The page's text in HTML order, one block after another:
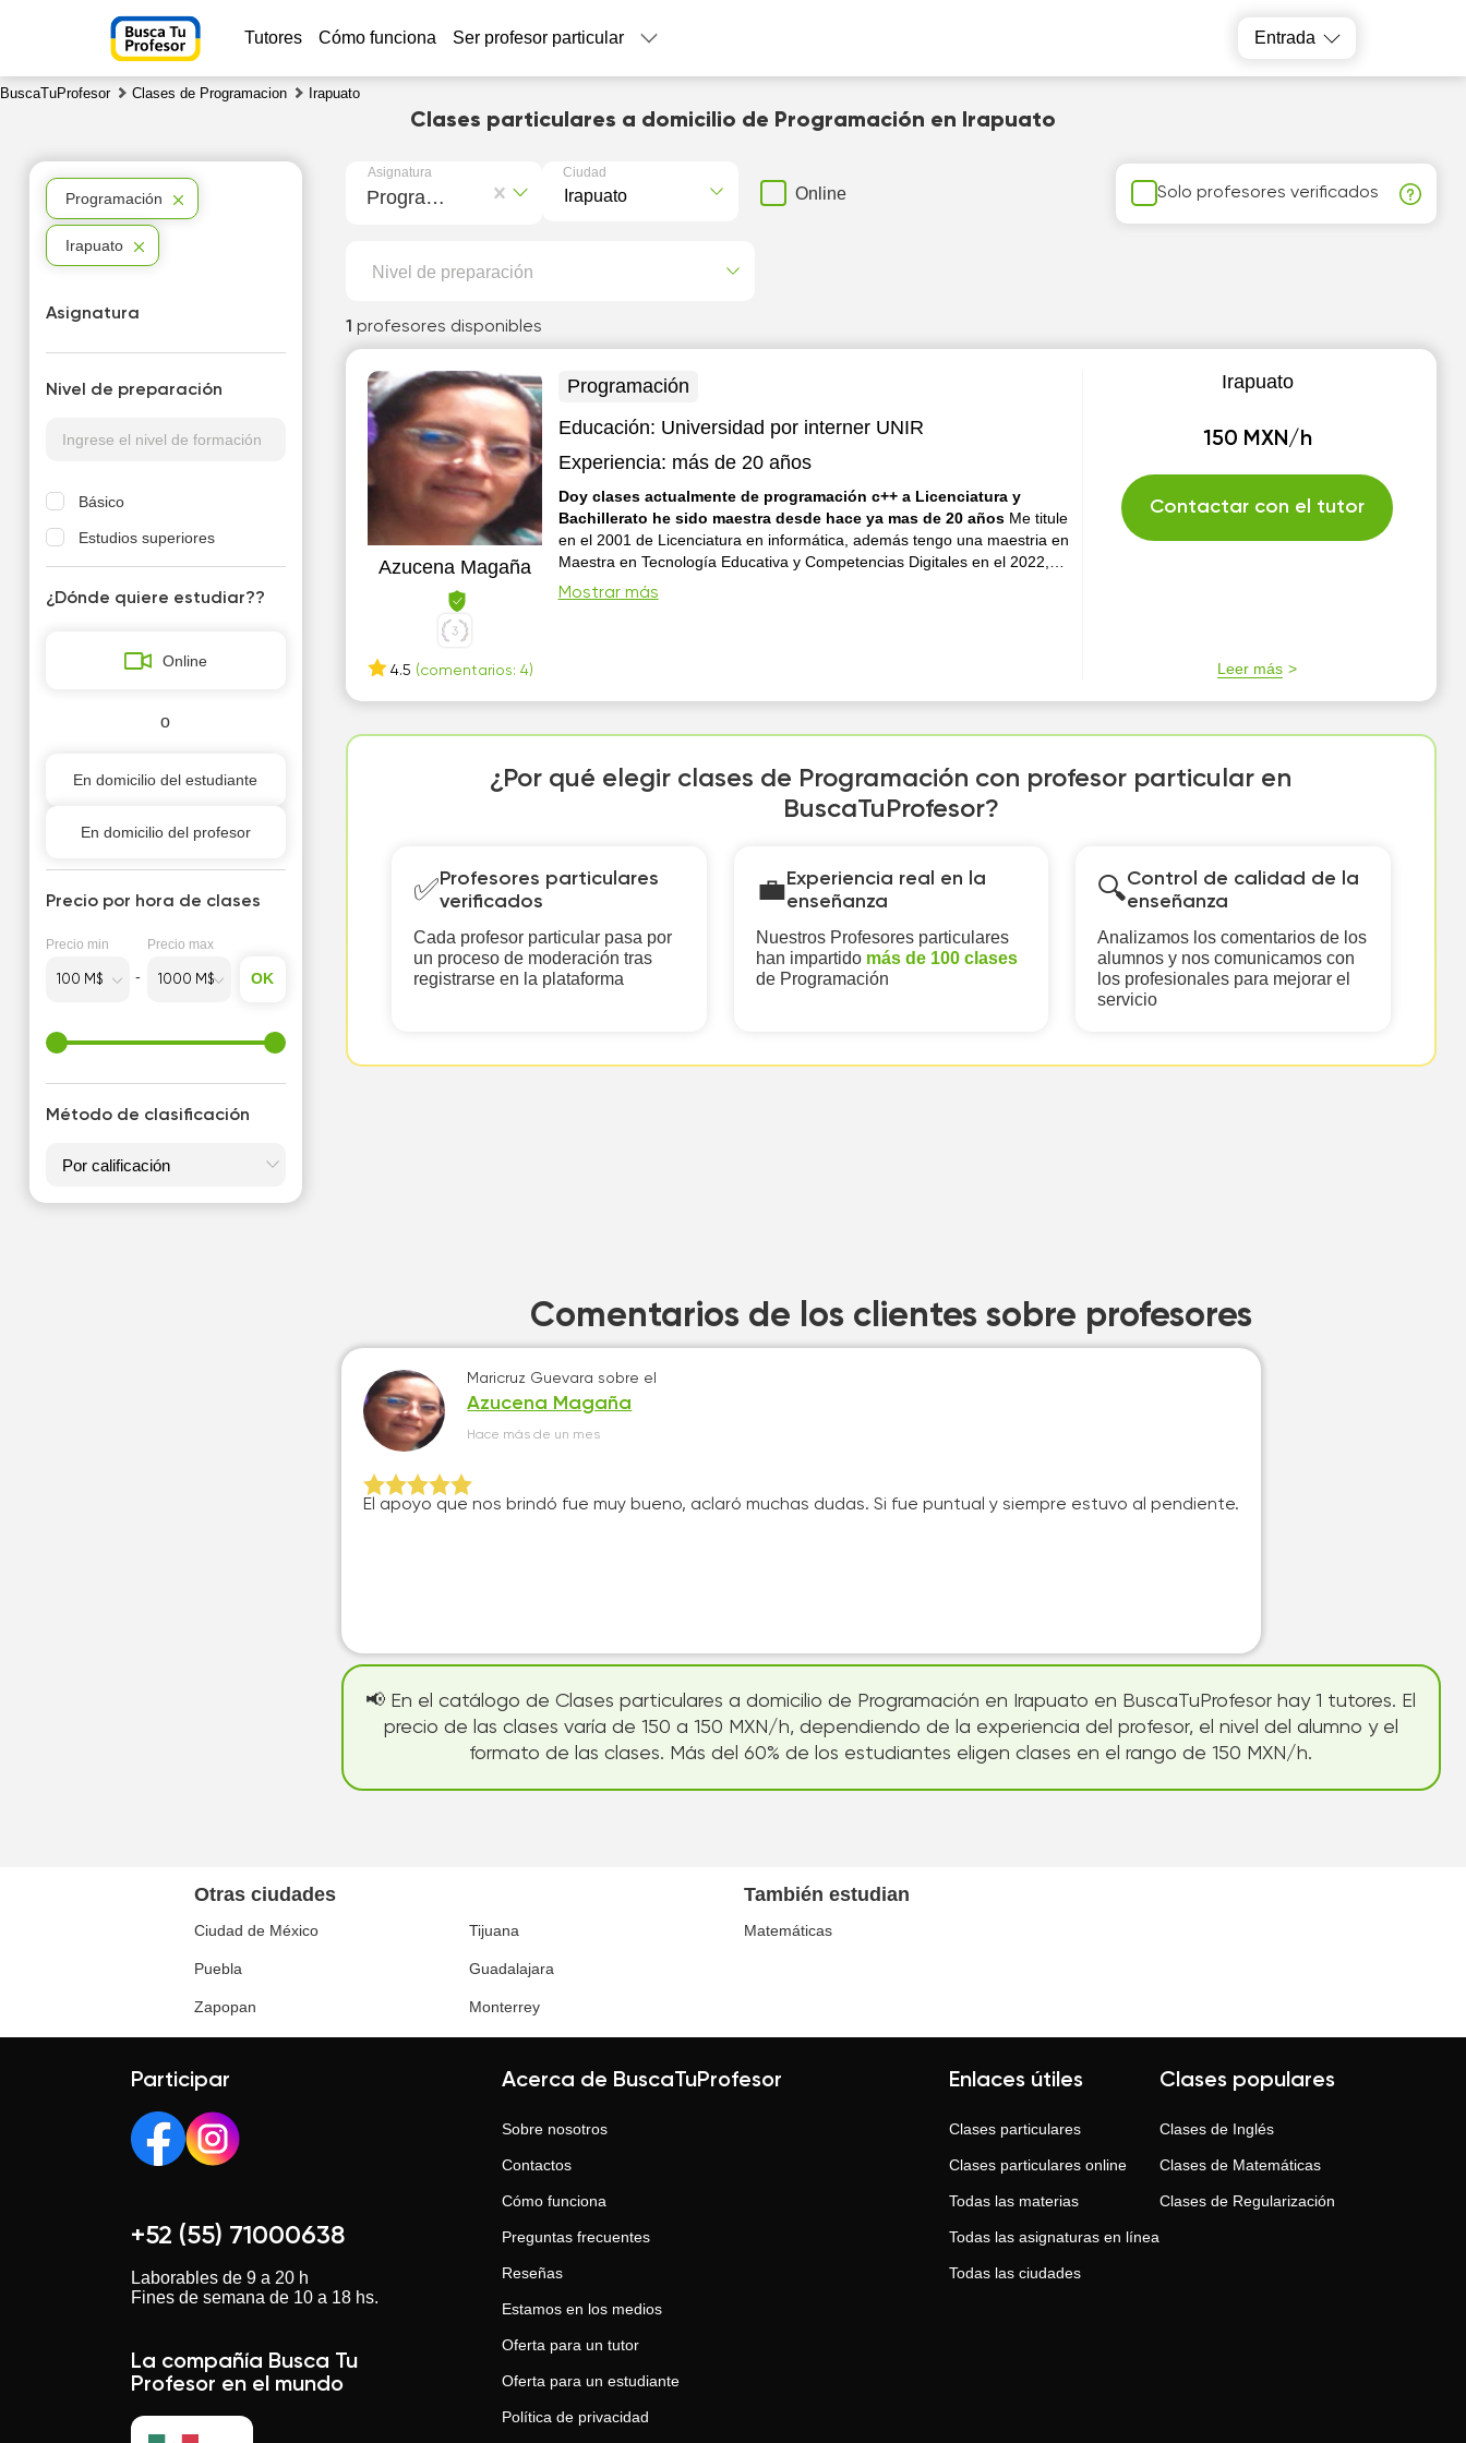
Tutores Cómo funciona Ser profesor particular Entrada
BuscaTuProfesor Clases de Programacion Irapuato
Clases particulares a domicilio de Programación en Irapuato
Asignatura
Programación
Ciudad
Online Solo profesores verificados
Nivel de preparación
1 profesores disponibles
Azucena Magaña
4.5 (comentarios: 4)
Programación
Educación: Universidad por interner UNIR
Experiencia: más de 20 años
Doy clases actualmente de programación c++ a Licenciatura y
Bachillerato he sido maestra desde hace ya mas de 20 años Me titule
en el 2001 de Licenciatura en informática, además tengo una maestria en
Maestra en Tecnología Educativa y Competencias Digitales en el 2022,
tengo conocimientos de varias materias de ingeniería de computación.
Mostrar más
Irapuato
150 MXN/h
Contactar con el tutor
Leer más
¿Por qué elegir clases de Programación con profesor particular en
BuscaTuProfesor?
✅ Profesores particulares
verificados
Cada profesor particular pasa por
un proceso de moderación tras
registrarse en la plataforma
💼 Experiencia real en la
enseñanza
Nuestros Profesores particulares
han impartido más de 100 clases
de Programación
🔍Control de calidad de la
enseñanza
Analizamos los comentarios de los
alumnos y nos comunicamos con
los profesionales para mejorar el
servicio
Programación
Irapuato
Asignatura
Nivel de preparación
Básico
Estudios superiores
¿Dónde quiere estudiar??
Online
o
En domicilio del estudiante
En domicilio del profesor
Precio por hora de clases
Precio min Precio max
OK
Método de clasificación
Comentarios de los clientes sobre profesores
Maricruz Guevara sobre el
Azucena Magaña
Hace más de un mes
El apoyo que nos brindó fue muy bueno, aclaró muchas dudas. Si fue puntual y siempre estuvo al pendiente.
📢 En el catálogo de Clases particulares a domicilio de Programación en Irapuato en BuscaTuProfesor hay 1 tutores. El
precio de las clases varía de 150 a 150 MXN/h, dependiendo de la experiencia del profesor, el nivel del alumno y el
formato de las clases. Más del 60% de los estudiantes eligen clases en el rango de 150 MXN/h.
Otras ciudades
Ciudad de México Tijuana
Puebla Guadalajara
Zapopan Monterrey
También estudian
Matemáticas
Participar
+52 (55) 71000638
Laborables de 9 a 20 h
Fines de semana de 10 a 18 hs.
La compañía Busca Tu
Profesor en el mundo
Acerca de BuscaTuProfesor
Sobre nosotros
Contactos
Cómo funciona
Preguntas frecuentes
Reseñas
Estamos en los medios
Oferta para un tutor
Oferta para un estudiante
Política de privacidad
Enlaces útiles
Clases particulares
Clases particulares online
Todas las materias
Todas las asignaturas en línea
Todas las ciudades
Clases populares
Clases de Inglés
Clases de Matemáticas
Clases de Regularización